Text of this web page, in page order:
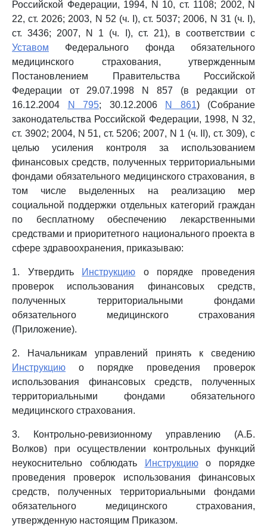
Российской Федерации, 1994, N 10, ст. 1108; 2002, N
22, ст. 2026; 2003, N 52 (ч. I), ст. 5037; 2006, N 31 (ч. I),
ст. 3436; 2007, N 1 (ч. I), ст. 21), в соответствии с
Уставом Федерального фонда обязательного
медицинского страхования, утвержденным
Постановлением Правительства Российской
Федерации от 29.07.1998 N 857 (в редакции от
16.12.2004
N 795; 30.12.2006 N 861) (Собрание
законодательства Российской Федерации, 1998, N 32,
ст. 3902; 2004, N 51, ст. 5206; 2007, N 1 (ч. II), ст. 309), с
целью усиления контроля за использованием
финансовых средств, полученных территориальными
фондами обязательного медицинского страхования, в
том числе выделенных на реализацию мер
социальной поддержки отдельных категорий граждан
по бесплатному обеспечению лекарственными
средствами и приоритетного национального проекта в
сфере здравоохранения, приказываю:
1. Утвердить Инструкцию о порядке проведения
проверок использования финансовых средств,
полученных территориальными фондами
обязательного медицинского страхования
(Приложение).
2. Начальникам управлений принять к сведению
Инструкцию о порядке проведения проверок
использования финансовых средств, полученных
территориальными фондами обязательного
медицинского страхования.
3. Контрольно-ревизионному управлению (А.Б.
Волков) при осуществлении контрольных функций
неукоснительно соблюдать
Инструкциюо порядке
проведения проверок использования финансовых
средств, полученных территориальными фондами
обязательного медицинского страхования,
утвержденную настоящим Приказом.